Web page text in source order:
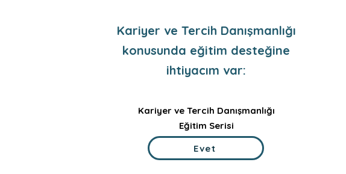
Kariyer ve Tercih Danışmanlığı
konusunda eğitim desteğine
ihtiyacım var:
Kariyer ve Tercih Danışmanlığı
Eğitim Serisi
Evet